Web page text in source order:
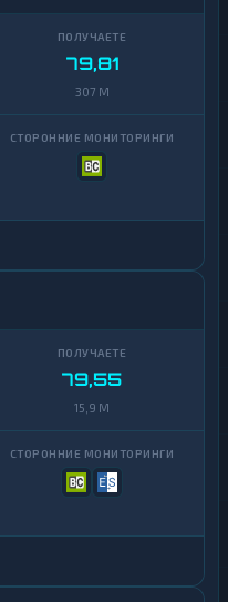
79,81
307 M
79,55
15,9 M